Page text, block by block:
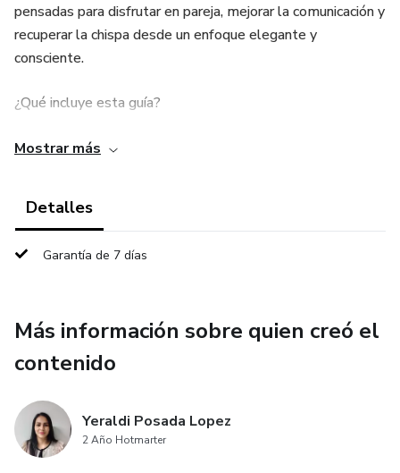
pensadas para disfrutar en pareja, mejorar la comunicación y
recuperar la chispa desde un enfoque elegante y
consciente.
¿Qué incluye esta guía?
1. Planes íntimos y económicos para hacer en pareja
3. Ideas para romper la rutina sin presión ni tabúes
5. Un enfoque respetuoso, romántico y adulto
¿Para quién es?
• Parejas que quieren reconectar
• Personas que desean mejorar su vida afectiva
Mostrar más
Detalles
Garantía de 7 días
Más información sobre quien creó el
contenido
Yeraldi Posada Lopez
2 Año Hotmarter